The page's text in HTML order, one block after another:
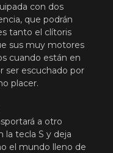
con dos
que podrán
tanto el clítoris
sus muy motores
cuando están en
ser escuchado por
placer.
a otro
la tecla S y deja
el mundo lleno de